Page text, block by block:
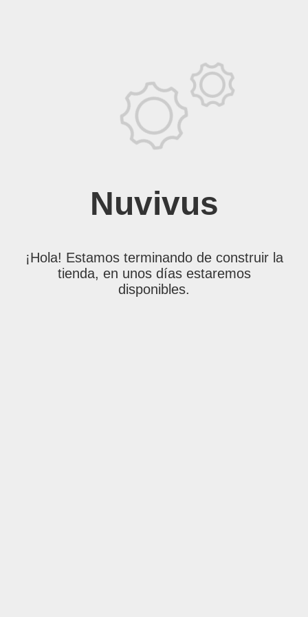
Nuvivus
¡Hola! Estamos terminando de construir la
tienda, en unos días estaremos
disponibles.